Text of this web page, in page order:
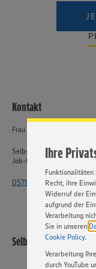
Ihre
ein
Cookies und
Basis Ihrer
Funktionalitäten
Recht, ihre
Widerruf der
aufgrund der
Verarbeitung
Sie in unseren
Cookie Policy.
Verarbeitung
durch YouTube
Kontakt
Frau Dickmann
Selbstständiger
Job-ID: 62223
0571 - 802 1863
Selbstständiger